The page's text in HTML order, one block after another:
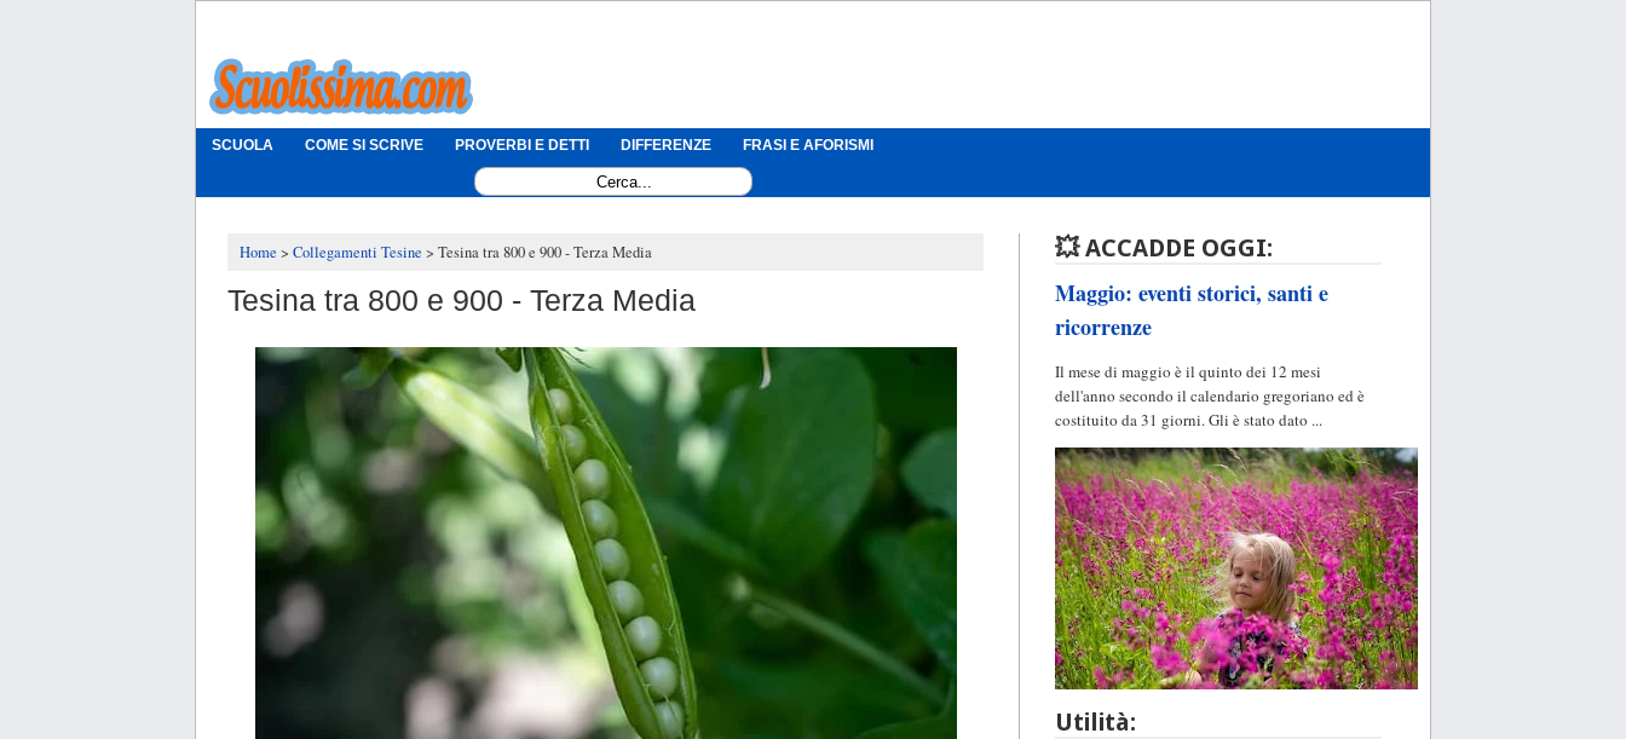
SCUOLA COME SI SCRIVE PROVERBI E DETTI DIFFERENZE FRASI E AFORISMI
Home Collegamenti Tesine Tesina tra 800 e 900 - Terza Media
Tesina tra 800 e 900 - Terza Media
💥 ACCADDE OGGI:
Maggio: eventi storici, santi e
ricorrenze
Il mese di maggio è il quinto dei 12 mesi
dell'anno secondo il calendario gregoriano ed è
costituito da 31 giorni. Gli è stato dato ...
Utilità: